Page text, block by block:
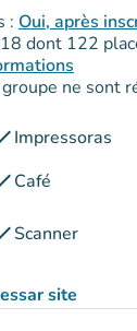
: Oui, après
dont 122
ne sont
Impressoras
Café
Scanner
site
(novo